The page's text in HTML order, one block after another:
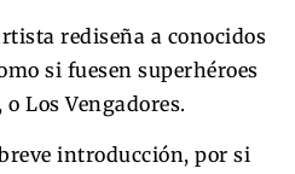
rediseña a conocidos
si fuesen superhéroes
Los Vengadores.
introducción, por si